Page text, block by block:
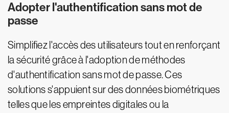
Adopter l'authentification sans mot de
passe
Simplifiez l'accès des utilisateurs tout en renforçant
la sécurité grâce à l'adoption de méthodes
d'authentification sans mot de passe. Ces
solutions s'appuient sur des données biométriques
telles que les empreintes digitales ou la